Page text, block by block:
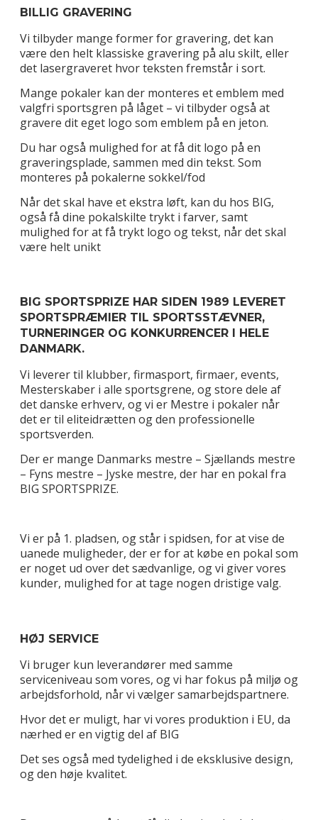
BILLIG GRAVERING
Vi tilbyder mange former for gravering, det kan
være den helt klassiske gravering på alu skilt, eller
det lasergraveret hvor teksten fremstår i sort.
Mange pokaler kan der monteres et emblem med
valgfri sportsgren på låget – vi tilbyder også at
gravere dit eget logo som emblem på en jeton.
Du har også mulighed for at få dit logo på en
graveringsplade, sammen med din tekst. Som
monteres på pokalerne sokkel/fod
Når det skal have et ekstra løft, kan du hos BIG,
også få dine pokalskilte trykt i farver, samt
mulighed for at få trykt logo og tekst, når det skal
være helt unikt
BIG SPORTSPRIZE HAR SIDEN 1989 LEVERET
SPORTSPRÆMIER TIL SPORTSSTÆVNER,
TURNERINGER OG KONKURRENCER I HELE
DANMARK.
Vi leverer til klubber, firmasport, firmaer, events,
Mesterskaber i alle sportsgrene, og store dele af
det danske erhverv, og vi er Mestre i pokaler når
det er til eliteidrætten og den professionelle
sportsverden.
Der er mange Danmarks mestre – Sjællands mestre
– Fyns mestre – Jyske mestre, der har en pokal fra
BIG SPORTSPRIZE.
Vi er på 1. pladsen, og står i spidsen, for at vise de
uanede muligheder, der er for at købe en pokal som
er noget ud over det sædvanlige, og vi giver vores
kunder, mulighed for at tage nogen dristige valg.
HØJ SERVICE
Vi bruger kun leverandører med samme
serviceniveau som vores, og vi har fokus på miljø og
arbejdsforhold, når vi vælger samarbejdspartnere.
Hvor det er muligt, har vi vores produktion i EU, da
nærhed er en vigtig del af BIG
Det ses også med tydelighed i de eksklusive design,
og den høje kvalitet.